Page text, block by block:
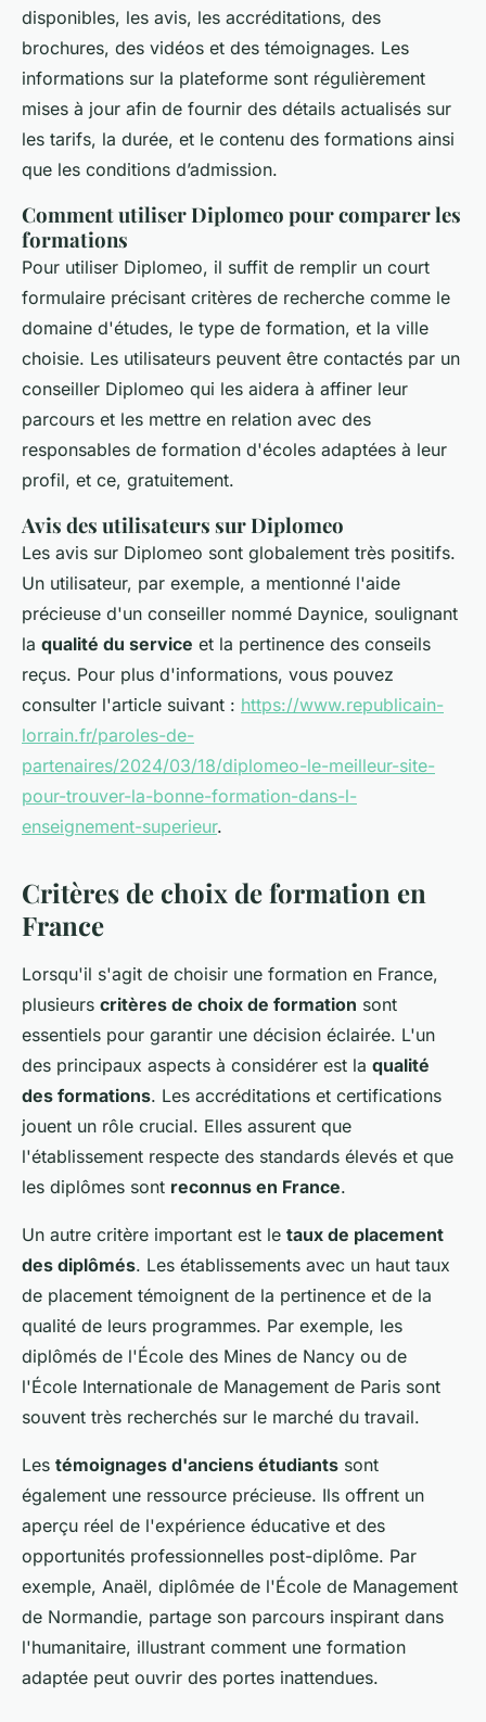
disponibles, les avis, les accréditations, des
brochures, des vidéos et des témoignages. Les
informations sur la plateforme sont régulièrement
mises à jour afin de fournir des détails actualisés sur
les tarifs, la durée, et le contenu des formations ainsi
que les conditions d’admission.
Comment utiliser Diplomeo pour comparer les
formations
Pour utiliser Diplomeo, il suffit de remplir un court
formulaire précisant critères de recherche comme le
domaine d'études, le type de formation, et la ville
choisie. Les utilisateurs peuvent être contactés par un
conseiller Diplomeo qui les aidera à affiner leur
parcours et les mettre en relation avec des
responsables de formation d'écoles adaptées à leur
profil, et ce, gratuitement.
Avis des utilisateurs sur Diplomeo
Les avis sur Diplomeo sont globalement très positifs.
Un utilisateur, par exemple, a mentionné l'aide
précieuse d'un conseiller nommé Daynice, soulignant
la qualité du service et la pertinence des conseils
reçus. Pour plus d'informations, vous pouvez
consulter l'article suivant : https://www.republicain-
lorrain.fr/paroles-de-
partenaires/2024/03/18/diplomeo-le-meilleur-site-
pour-trouver-la-bonne-formation-dans-l-
enseignement-superieur.
Critères de choix de formation en
France
Lorsqu'il s'agit de choisir une formation en France,
plusieurs critères de choix de formation sont
essentiels pour garantir une décision éclairée. L'un
des principaux aspects à considérer est la qualité
des formations. Les accréditations et certifications
jouent un rôle crucial. Elles assurent que
l'établissement respecte des standards élevés et que
les diplômes sont reconnus en France.
Un autre critère important est le taux de placement
des diplômés. Les établissements avec un haut taux
de placement témoignent de la pertinence et de la
qualité de leurs programmes. Par exemple, les
diplômés de l'École des Mines de Nancy ou de
l'École Internationale de Management de Paris sont
souvent très recherchés sur le marché du travail.
Les témoignages d'anciens étudiants sont
également une ressource précieuse. Ils offrent un
aperçu réel de l'expérience éducative et des
opportunités professionnelles post-diplôme. Par
exemple, Anaël, diplômée de l'École de Management
de Normandie, partage son parcours inspirant dans
l'humanitaire, illustrant comment une formation
adaptée peut ouvrir des portes inattendues.